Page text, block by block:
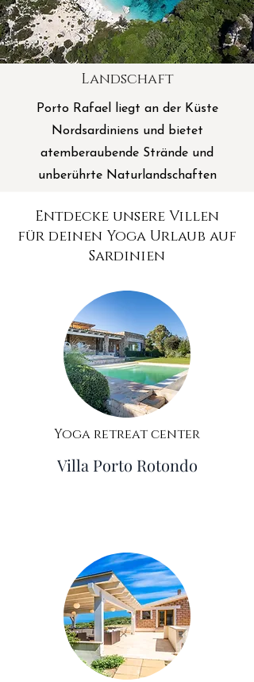
Landschaft
Porto Rafael liegt an der Küste
Nordsardiniens und bietet
atemberaubende Strände und
unberührte Naturlandschaften
Entdecke unsere Villen
für deinen Yoga Urlaub auf
Sardinien
Yoga retreat center
Villa Porto Rotondo